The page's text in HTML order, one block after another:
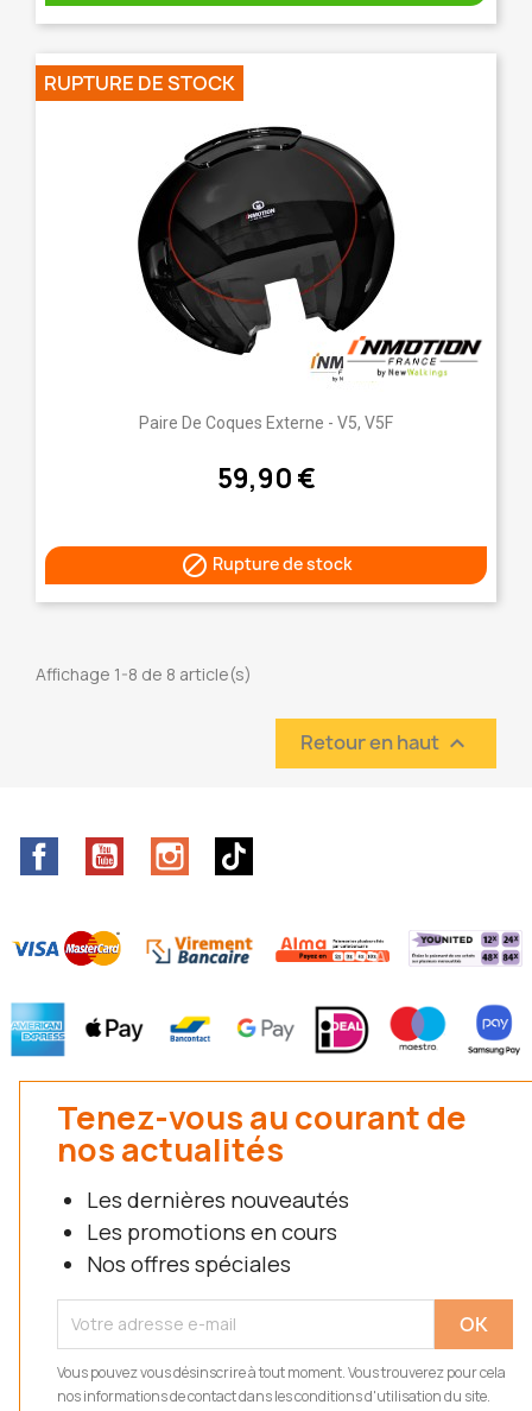
Paire De Coques Externe - V5, V5F
59,90 €
 Rupture de stock
RUPTURE DE STOCK
Affichage 1-8 de 8 article(s)
Retour en haut 
FacebookYouTube Instagram
Tenez-vous au courant de
nos actualités
Les dernières nouveautés
Les promotions en cours
Nos offres spéciales
Vous pouvez vous désinscrire à tout moment. Vous trouverez pour cela
nos informations de contact dans les conditions d'utilisation du site.